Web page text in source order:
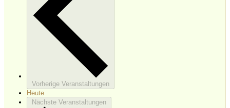
VorherigeVeranstaltungen
Heute
NächsteVeranstaltungen